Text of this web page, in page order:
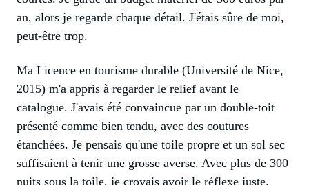
an, alors je regarde chaque détail. J'étais sûre de moi,
peut-être trop.
Ma Licence en tourisme durable (Université de Nice,
2015) m'a appris à regarder le relief avant le
catalogue. J'avais été convaincue par un double-toit
présenté comme bien tendu, avec des coutures
étanchées. Je pensais qu'une toile propre et un sol sec
suffisaient à tenir une grosse averse. Avec plus de 300
nuits sous la toile, je croyais avoir le réflexe juste.